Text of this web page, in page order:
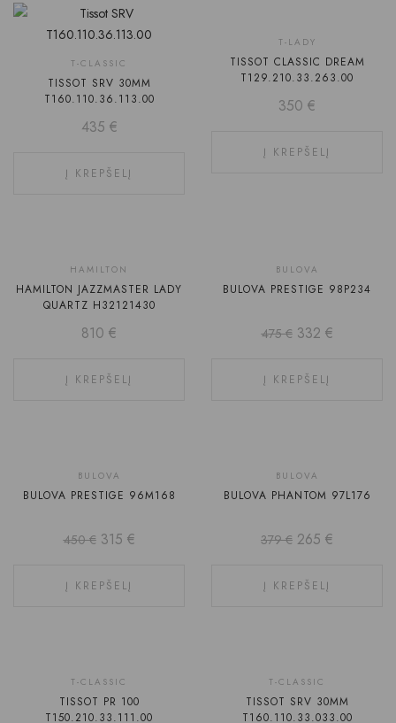
T-CLASSIC
TISSOT SRV 30MM
T160.110.36.113.00
435 €
Į KREPŠELĮ
T-LADY
TISSOT CLASSIC DREAM
T129.210.33.263.00
350 €
Į KREPŠELĮ
HAMILTON
HAMILTON JAZZMASTER LADY
QUARTZ H32121430
810 €
Į KREPŠELĮ
BULOVA
BULOVA PRESTIGE 98P234
475€ 332 €
Į KREPŠELĮ
BULOVA
BULOVA PRESTIGE 96M168
450€ 315 €
Į KREPŠELĮ
BULOVA
BULOVA PHANTOM 97L176
379€ 265 €
Į KREPŠELĮ
T-CLASSIC
TISSOT PR 100
T150.210.33.111.00
T-CLASSIC
TISSOT SRV 30MM
T160.110.33.033.00